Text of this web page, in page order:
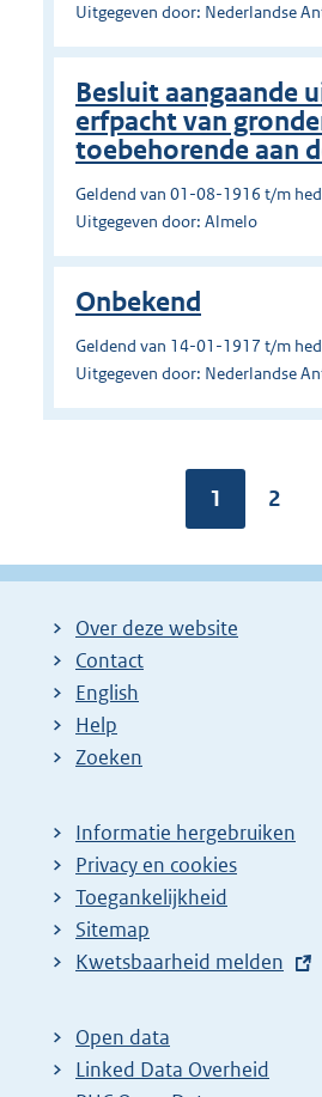
Uitgegeven door: Nederlandse
Besluit aangaande
erfpacht van
toebehorende aan
Geldend van 01-08-1916 t/m
Uitgegeven door: Almelo
Onbekend
Geldend van 14-01-1917 t/m
Uitgegeven door: Nederlandse
Pagina:
1
P
g
2
Over deze website
Contact
English
Help
Zoeken
Informatie hergebruiken
Privacy en cookies
Toegankelijkheid
Sitemap
E
t
e
r
Kwetsbaarheid melden
Open data
Linked Data Overheid